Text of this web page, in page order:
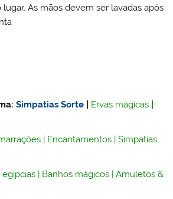
As mãos devem ser lavadas após
Simpatias Sorte Ervas mágicas
| Encantamentos |Simpatias
egípcias Banhos mágicos |Amuletos &